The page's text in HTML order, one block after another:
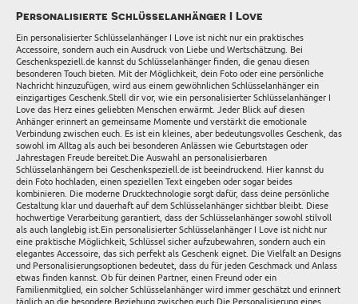
Personalisierte Schlüsselanhänger I Love
Ein personalisierter Schlüsselanhänger I Love ist nicht nur ein praktisches
Accessoire, sondern auch ein Ausdruck von Liebe und Wertschätzung. Bei
Geschenkspeziell.de kannst du Schlüsselanhänger finden, die genau diesen
besonderen Touch bieten. Mit der Möglichkeit, dein Foto oder eine persönliche
Nachricht hinzuzufügen, wird aus einem gewöhnlichen Schlüsselanhänger ein
einzigartiges Geschenk.Stell dir vor, wie ein personalisierter Schlüsselanhänger I
Love das Herz eines geliebten Menschen erwärmt. Jeder Blick auf diesen
Anhänger erinnert an gemeinsame Momente und verstärkt die emotionale
Verbindung zwischen euch. Es ist ein kleines, aber bedeutungsvolles Geschenk, das
sowohl im Alltag als auch bei besonderen Anlässen wie Geburtstagen oder
Jahrestagen Freude bereitet.Die Auswahl an personalisierbaren
Schlüsselanhängern bei Geschenkspeziell.de ist beeindruckend. Hier kannst du
dein Foto hochladen, einen speziellen Text eingeben oder sogar beides
kombinieren. Die moderne Drucktechnologie sorgt dafür, dass deine persönliche
Gestaltung klar und dauerhaft auf dem Schlüsselanhänger sichtbar bleibt. Diese
hochwertige Verarbeitung garantiert, dass der Schlüsselanhänger sowohl stilvoll
als auch langlebig ist.Ein personalisierter Schlüsselanhänger I Love ist nicht nur
eine praktische Möglichkeit, Schlüssel sicher aufzubewahren, sondern auch ein
elegantes Accessoire, das sich perfekt als Geschenk eignet. Die Vielfalt an Designs
und Personalisierungsoptionen bedeutet, dass du für jeden Geschmack und Anlass
etwas finden kannst. Ob für deinen Partner, einen Freund oder ein
Familienmitglied, ein solcher Schlüsselanhänger wird immer geschätzt und erinnert
täglich an die besondere Beziehung zwischen euch.Die Personalisierung eines